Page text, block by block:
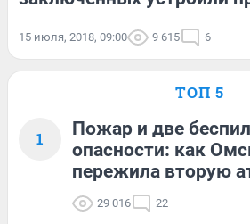
15 июля, 2018, 09:00 9 615 6
ТОП 5
1
Пожар и две
опасности: как
пережила вторую
29 016 22